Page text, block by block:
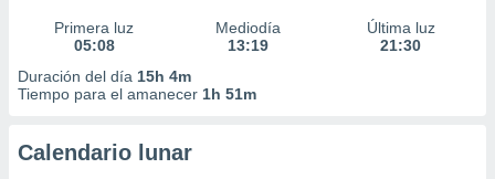
Primera luz
05:08
Mediodía
13:19
Última luz
21:30
Duración del día 15h 4m
Tiempo para el amanecer 1h 51m
Calendario lunar